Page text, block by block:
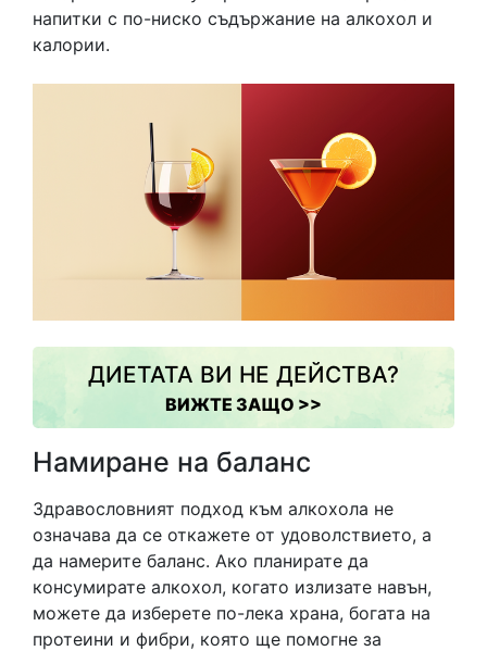
напитки с по-ниско съдържание на алкохол и
калории.
ДИЕТАТА ВИ НЕ ДЕЙСТВА?
ВИЖТЕ ЗАЩО >>
Намиране на баланс
Здравословният подход към алкохола не
означава да се откажете от удоволствието, а
да намерите баланс. Ако планирате да
консумирате алкохол, когато излизате навън,
можете да изберете по-лека храна, богата на
протеини и фибри, която ще помогне за